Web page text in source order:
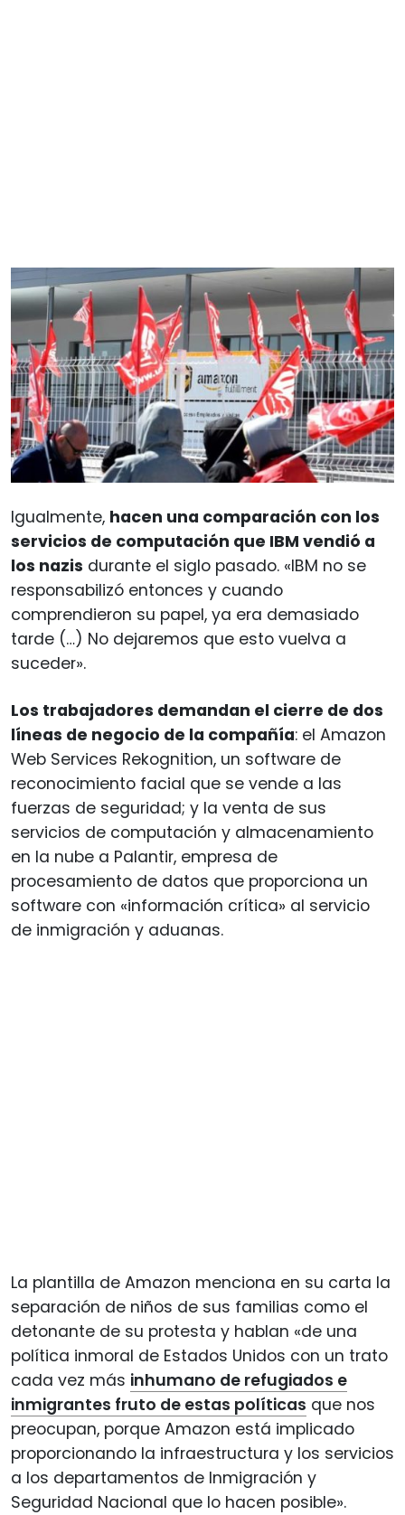
Igualmente, hacen una comparación con los
servicios de computación que IBM vendió a
los nazis durante el siglo pasado. «IBM no se
responsabilizó entonces y cuando
comprendieron su papel, ya era demasiado
tarde (…) No dejaremos que esto vuelva a
suceder».
Los trabajadores demandan el cierre de dos
líneas de negocio de la compañía: el Amazon
Web Services Rekognition, un software de
reconocimiento facial que se vende a las
fuerzas de seguridad; y la venta de sus
servicios de computación y almacenamiento
en la nube a Palantir, empresa de
procesamiento de datos que proporciona un
software con «información crítica» al servicio
de inmigración y aduanas.
La plantilla de Amazon menciona en su carta la
separación de niños de sus familias como el
detonante de su protesta y hablan «de una
política inmoral de Estados Unidos con un trato
cada vez más inhumano de refugiados e
inmigrantes fruto de estas políticas que nos
preocupan, porque Amazon está implicado
proporcionando la infraestructura y los servicios
a los departamentos de Inmigración y
Seguridad Nacional que lo hacen posible».